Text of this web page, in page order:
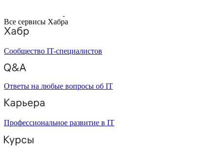
Все сервисы Хабра
Сообщество IT-специалистов
Ответы на любые вопросы об IT
Профессиональное развитие в IT